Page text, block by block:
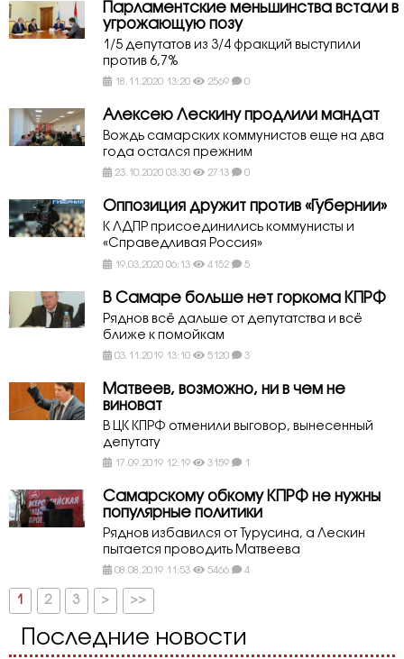
Парламентские меньшинства встали в
угрожающую позу
1/5 депутатов из 3/4 фракций выступили
против 6,7%
18.11.2020 13:20 2569 0
Алексею Лескину продлили мандат
Вождь самарских коммунистов еще на два
года остался прежним
23.10.2020 03:30 2713 0
Оппозиция дружит против «Губернии»
К ЛДПР присоединились коммунисты и
«Справедливая Россия»
19.03.2020 06:13 4152 5
В Самаре больше нет горкома КПРФ
Ряднов всё дальше от депутатства и всё
ближе к помойкам
03.11.2019 13:10 5120 3
Матвеев, возможно, ни в чем не
виноват
В ЦК КПРФ отменили выговор, вынесенный
депутату
17.09.2019 12:19 3159 1
Самарскому обкому КПРФ не нужны
популярные политики
Ряднов избавился от Турусина, а Лескин
пытается проводить Матвеева
08.08.2019 11:53 5466 4
1 2 3 > >>
Последние новости